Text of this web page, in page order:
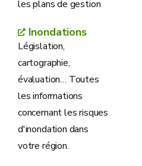
les plans de gestion
Inondations
Législation,
cartographie,
évaluation… Toutes
les informations
concernant les risques
d'inondation dans
votre région.